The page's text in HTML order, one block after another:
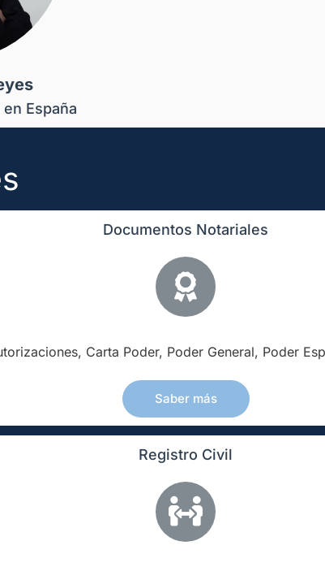
España
Documentos Notariales
Carta Poder, Poder General, Poder
Saber más
Registro Civil